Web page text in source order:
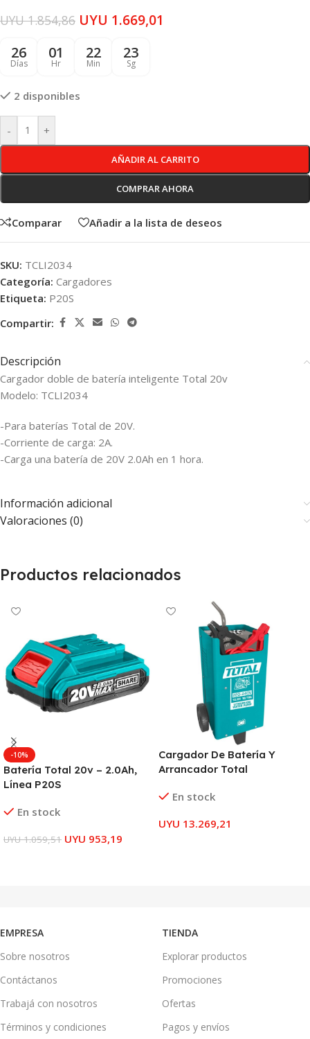
UYU1.854,86 UYU 1.669,01
26
Días
01
Hr
22
Min
22
Sg
2 disponibles
- +
AÑADIR AL CARRITO
COMPRAR AHORA
Comparar Añadir a la lista de deseos
SKU: TCLI2034
Categoría: Cargadores
Etiqueta: P20S
Compartir:
Descripción
Cargador doble de batería inteligente Total 20v
Modelo: TCLI2034
-Para baterías Total de 20V.
-Corriente de carga: 2A.
-Carga una batería de 20V 2.0Ah en 1 hora.
Información adicional
Valoraciones (0)
Productos relacionados
-10%
Batería Total 20v – 2.0Ah,
Línea P20S
En stock
UYU1.059,51 UYU 953,19
Cargador De Batería Y
Arrancador Total
En stock
UYU 13.269,21
EMPRESA
Sobre nosotros
Contáctanos
Trabajá con nosotros
Términos y condiciones
TIENDA
Explorar productos
Promociones
Ofertas
Pagos y envíos